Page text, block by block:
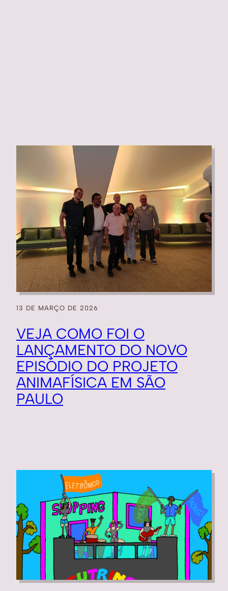
13 DE MARÇO DE 2026
VEJA COMO FOI O
LANÇAMENTO DO NOVO
EPISÓDIO DO PROJETO
ANIMAFÍSICA EM SÃO
PAULO